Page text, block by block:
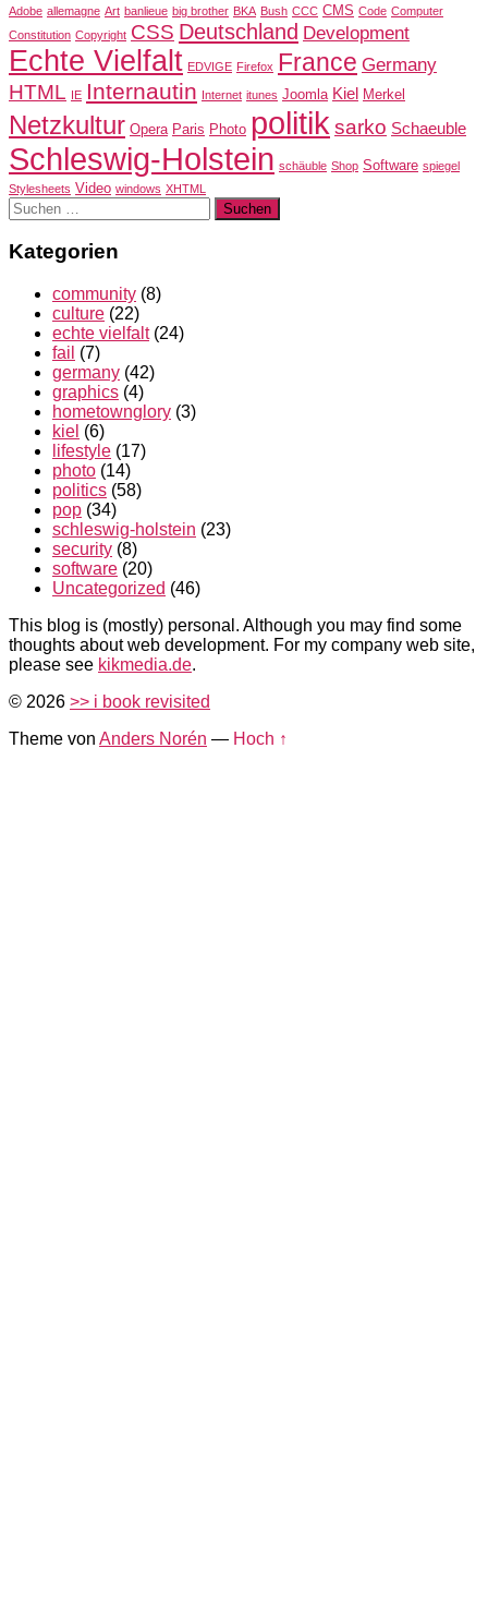
Adobe allemagne Art banlieue big brother BKA Bush CCC CMS Code Computer
Constitution Copyright CSS Deutschland Development
Echte Vielfalt EDVIGE Firefox France Germany
HTML IE Internautin Internet itunes Joomla Kiel Merkel
Netzkultur Opera Paris Photo politik sarko Schaeuble
Schleswig-Holstein schäuble Shop Software spiegel
Stylesheets Video windows XHTML
Suchen
nach:
Kategorien
community (8)
culture (22)
echte vielfalt(24)
fail (7)
germany (42)
graphics (4)
hometownglory (3)
kiel (6)
lifestyle (17)
photo (14)
politics (58)
pop (34)
schleswig-holstein (23)
security (8)
software (20)
Uncategorized (46)
This blog is (mostly) personal. Although you may find some
thoughts about web development. For my company web site,
please see kikmedia.de.
© 2026 >> i book revisited
Theme von Anders Norén — Hoch ↑